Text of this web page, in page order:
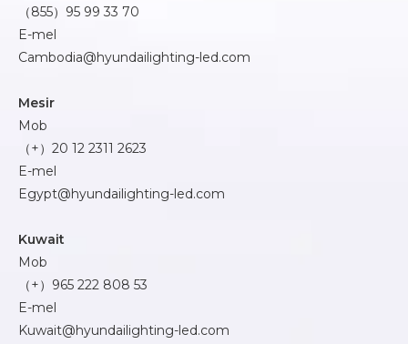
（855）95 99 33 70
E-mel
Cambodia@hyundailighting-led.com
Mesir
Mob
（+）20 12 2311 2623
E-mel
Egypt@hyundailighting-led.com
Kuwait
Mob
（+）965 222 808 53
E-mel
Kuwait@hyundailighting-led.com